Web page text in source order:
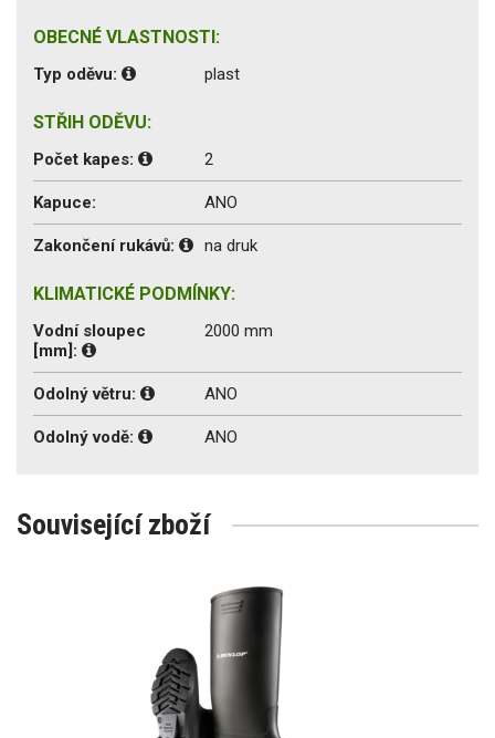
OBECNÉ VLASTNOSTI:
Typ oděvu: plast
STŘIH ODĚVU:
Počet kapes: 2
Kapuce: ANO
Zakončení rukávů: na druk
KLIMATICKÉ PODMÍNKY:
Vodní sloupec
[mm]:
2000 mm
Odolný větru: ANO
Odolný vodě: ANO
Související zboží